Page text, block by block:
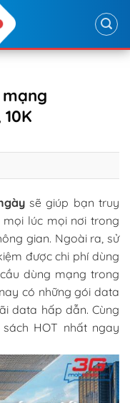
sẽ giúp bạn truy
lúc mọi nơi trong
gian. Ngoài ra, sử
được chi phí dùng
dùng mạng trong
có những gói data
data hấp dẫn. Cùng
HOT nhất ngay